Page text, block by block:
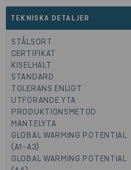
TEKNISKA DETALJER
STÅLSORT
CERTIFIKAT
KISELHALT
STANDARD
TOLERANS ENLIGT
UTFÖRANDE YTA
PRODUKTIONSMETOD
MANTELYTA
GLOBAL WARMING POTENTIAL
(A1-A3)
GLOBAL WARMING POTENTIAL